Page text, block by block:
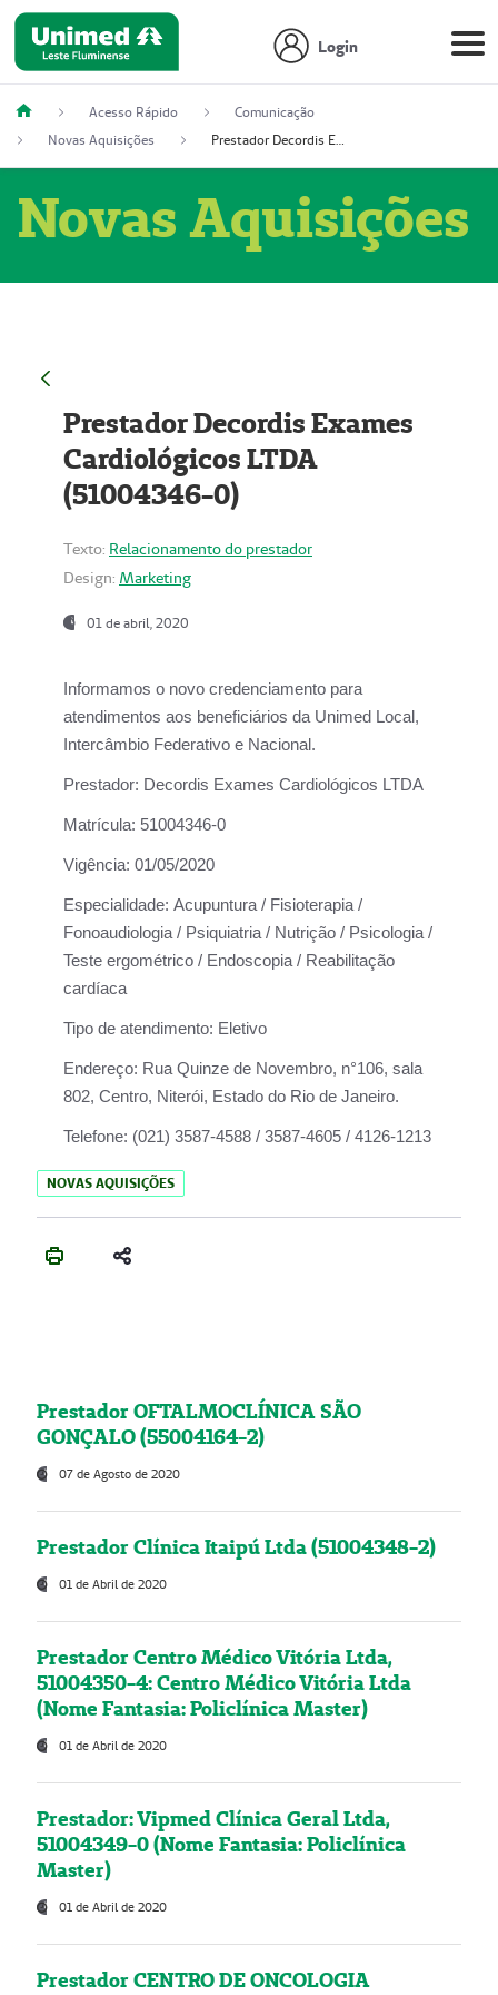
Login
Acesso Rápido
Comunicação
Novas Aquisições
Prestador Decordis Exames Cardiológicos LTDA (51004346-0)
Novas Aquisições
Prestador Decordis Exames
Cardiológicos LTDA
(51004346-0)
Texto: Relacionamento do prestador
Design: Marketing
01 de abril, 2020
Informamos o novo credenciamento para
atendimentos aos beneficiários da Unimed Local,
Intercâmbio Federativo e Nacional.
Prestador: Decordis Exames Cardiológicos LTDA
Matrícula: 51004346-0
Vigência: 01/05/2020
Especialidade: Acupuntura / Fisioterapia /
Fonoaudiologia / Psiquiatria / Nutrição / Psicologia /
Teste ergométrico / Endoscopia / Reabilitação
cardíaca
Tipo de atendimento: Eletivo
Endereço: Rua Quinze de Novembro, n°106, sala
802, Centro, Niterói, Estado do Rio de Janeiro.
Telefone: (021) 3587-4588 / 3587-4605 / 4126-1213
NOVAS AQUISIÇÕES
Prestador OFTALMOCLÍNICA SÃO
GONÇALO (55004164-2)
07 de Agosto de 2020
Prestador Clínica Itaipú Ltda (51004348-2)
01 de Abril de 2020
Prestador Centro Médico Vitória Ltda,
51004350-4: Centro Médico Vitória Ltda
(Nome Fantasia: Policlínica Master)
01 de Abril de 2020
Prestador: Vipmed Clínica Geral Ltda,
51004349-0 (Nome Fantasia: Policlínica
Master)
01 de Abril de 2020
Prestador CENTRO DE ONCOLOGIA